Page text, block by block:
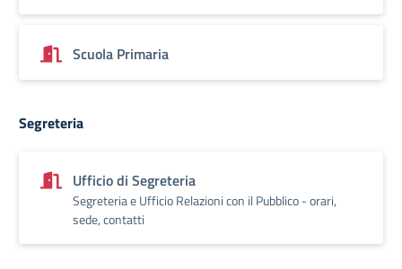
Scuola Primaria
Segreteria
Ufficio di Segreteria
Segreteria e Ufficio Relazioni con il Pubblico - orari,
sede, contatti